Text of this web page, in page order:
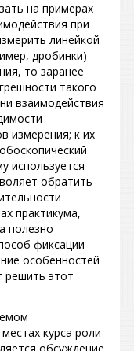
на примерах
при
линейкой
дробинки)
то заранее
такого
взаимодействия
измерения; к их
используется
обратить
практикума,
полезно
фиксации
особенностей
решить этот
курса роли